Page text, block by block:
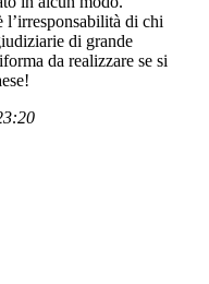
l’irresponsabilità di chi
di grande
da realizzare se si